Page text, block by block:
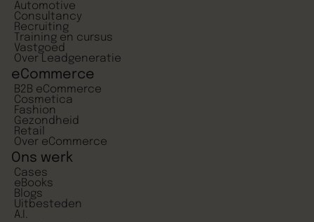
Automotive
Consultancy
Recruiting
Training en cursus
Vastgoed
Over Leadgeneratie
eCommerce
B2B eCommerce
Cosmetica
Fashion
Gezondheid
Retail
Over eCommerce
Ons werk
Cases
eBooks
Blogs
Uitbesteden
A.I.